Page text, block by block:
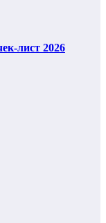
лист 2026